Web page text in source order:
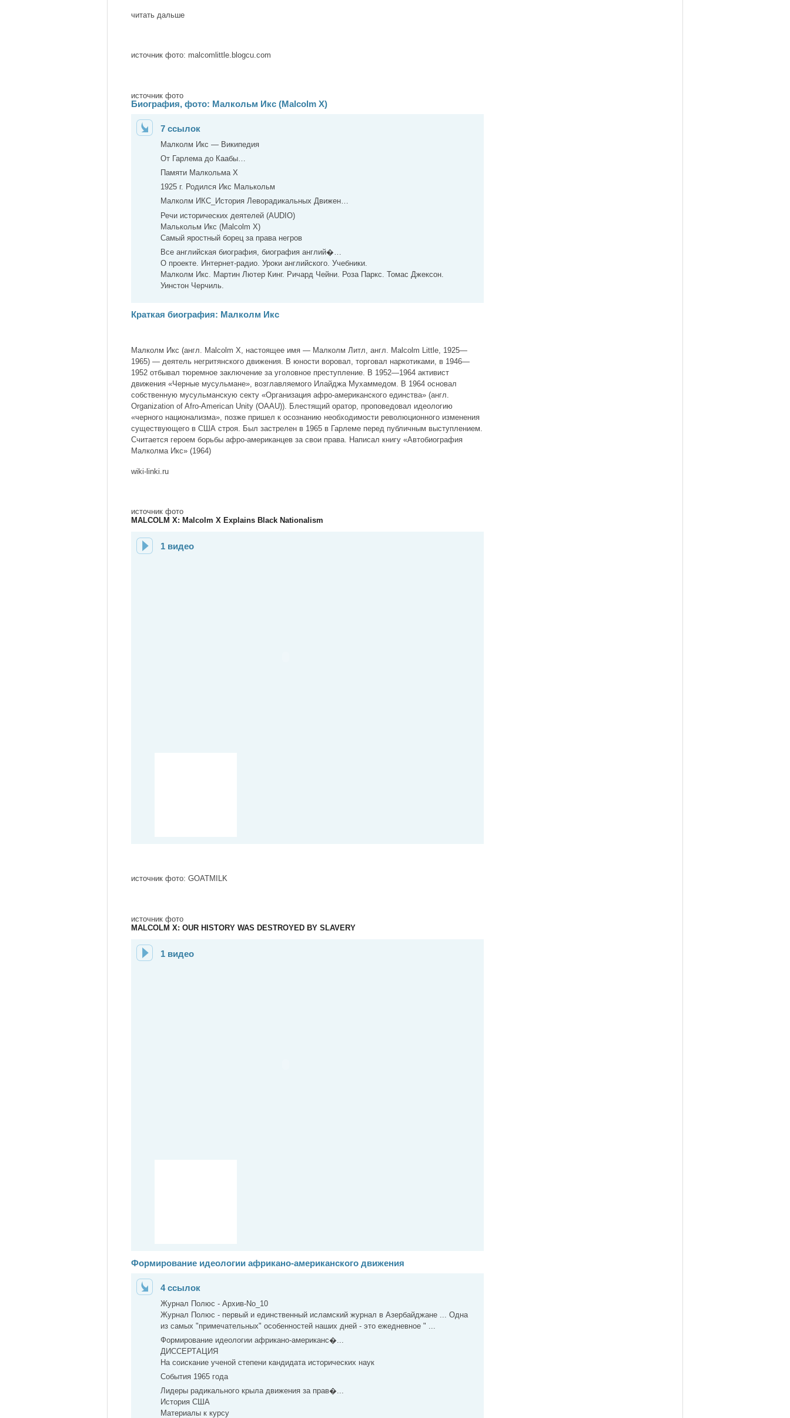
читать дальше
источник фото: malcomlittle.blogcu.com
источник фото
Биография, фото: Малкольм Икс (Malcolm X)
7 ссылок
Малколм Икс — Википедия
От Гарлема до Каабы…
Памяти Малкольма X
1925 г. Родился Икс Малькольм
Малколм ИКС_История Леворадикальных Движен…
Речи исторических деятелей (AUDIO)
Малькольм Икс (Malcolm X)
Самый яростный борец за права негров
Все английская биография, биография англий�…
О проекте. Интернет-радио. Уроки английского. Учебники.
Малколм Икс. Мартин Лютер Кинг. Ричард Чейни. Роза Паркс. Томас ​Джексон.
Уинстон Черчиль.
Краткая биография: Малколм Икс
Малколм Икс (англ. Malcolm X, настоящее имя — Малколм Литл, англ. Malcolm Little, 1925—
1965) — деятель негритянского движения. В юности воровал, торговал наркотиками, в 1946—
1952 отбывал тюремное заключение за уголовное преступление. В 1952—1964 активист
движения «Черные мусульмане», возглавляемого Илайджа Мухаммедом. В 1964 основал
собственную мусульманскую секту «Организация афро-американского единства» (англ.
Organization of Afro-American Unity (OAAU)). Блестящий оратор, проповедовал идеологию
«черного национализма», позже пришел к осознанию необходимости революционного изменения
существующего в США строя. Был застрелен в 1965 в Гарлеме перед публичным выступлением.
Считается героем борьбы афро-американцев за свои права. Написал книгу «Автобиография
Малколма Икс» (1964)
wiki-linki.ru
источник фото
MALCOLM X: Malcolm X Explains Black Nationalism
1 видео
источник фото: GOATMILK
источник фото
MALCOLM X: OUR HISTORY WAS DESTROYED BY SLAVERY
1 видео
Формирование идеологии африкано-американского движения
4 ссылок
Журнал Полюс - Архив-No_10
Журнал Полюс - первый и единственный исламский журнал в Азербайджане ... Одна
из самых "примечательных" особенностей наших дней - это ежедневное " ...
Формирование идеологии африкано-американс�...
ДИССЕРТАЦИЯ
На соискание ученой степени кандидата исторических наук
События 1965 года
Лидеры радикального крыла движения за прав�...
История США
Материалы к курсу